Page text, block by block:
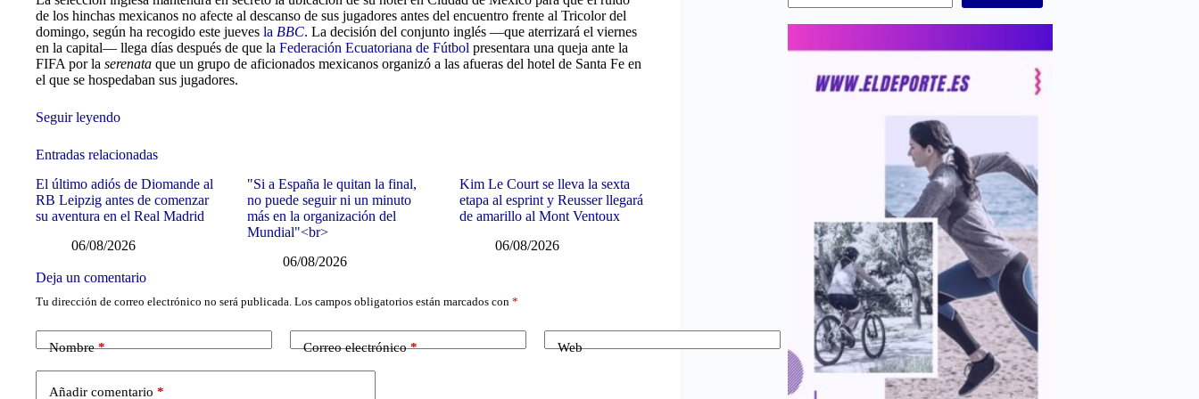
de los hinchas mexicanos no afecte al descanso de sus jugadores antes del encuentro frente al Tricolor del
domingo, según ha recogido este jueves la BBC. La decisión del conjunto inglés —que aterrizará el viernes
en la capital— llega días después de que la Federación Ecuatoriana de Fútbol presentara una queja ante la
FIFA por la serenata que un grupo de aficionados mexicanos organizó a las afueras del hotel de Santa Fe en
el que se hospedaban sus jugadores.
Seguir leyendo
Entradas relacionadas
El último adiós de Diomande al
RB Leipzig antes de comenzar
su aventura en el Real Madrid
06/08/2026
"Si a España le quitan la final,
no puede seguir ni un minuto
más en la organización del
Mundial"<br>
06/08/2026
Kim Le Court se lleva la sexta
etapa al esprint y Reusser llegará
de amarillo al Mont Ventoux
06/08/2026
Deja un comentario
Tu dirección de correo electrónico no será publicada. Los campos obligatorios están marcados con *
Nombre* Correo electrónico* Web
Añadir comentario *